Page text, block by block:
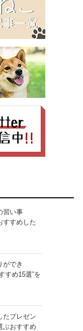
習い事
すめした
ができ
すめ15選”を
たプレゼン
おすすめ